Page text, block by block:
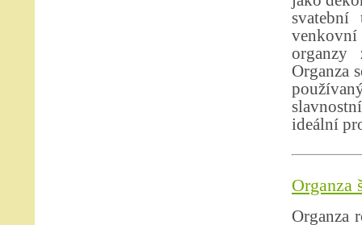
organzy
Organza
ideální
Organza
Organza